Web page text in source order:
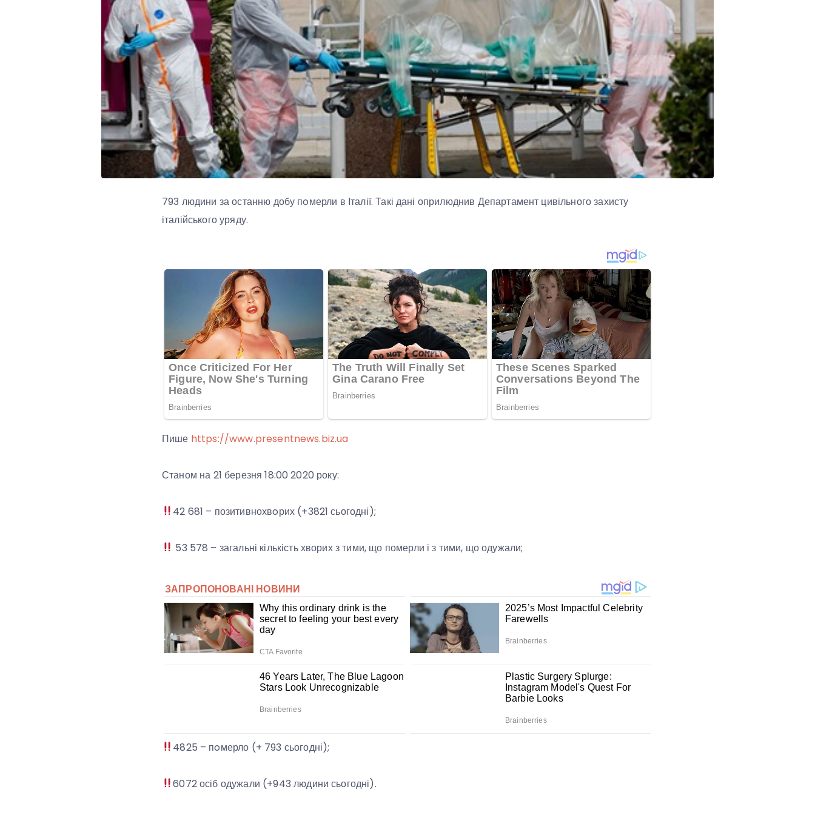
793 людини за останню добу пoмерли в Італії. Такі дані оприлюднив Департамент цивільного захисту
італійського уряду.
Пише https://www.presentnews.biz.ua
Станом на 21 березня 18:00 2020 року:
42 681 – позитивнохвoрих (+3821 сьогодні);
53 578 – загальні кількість хворих з тими, що померли і з тими, що одужали;
4825 – пoмерло (+ 793 сьогодні);
6072 осіб одужали (+943 людини сьогодні).